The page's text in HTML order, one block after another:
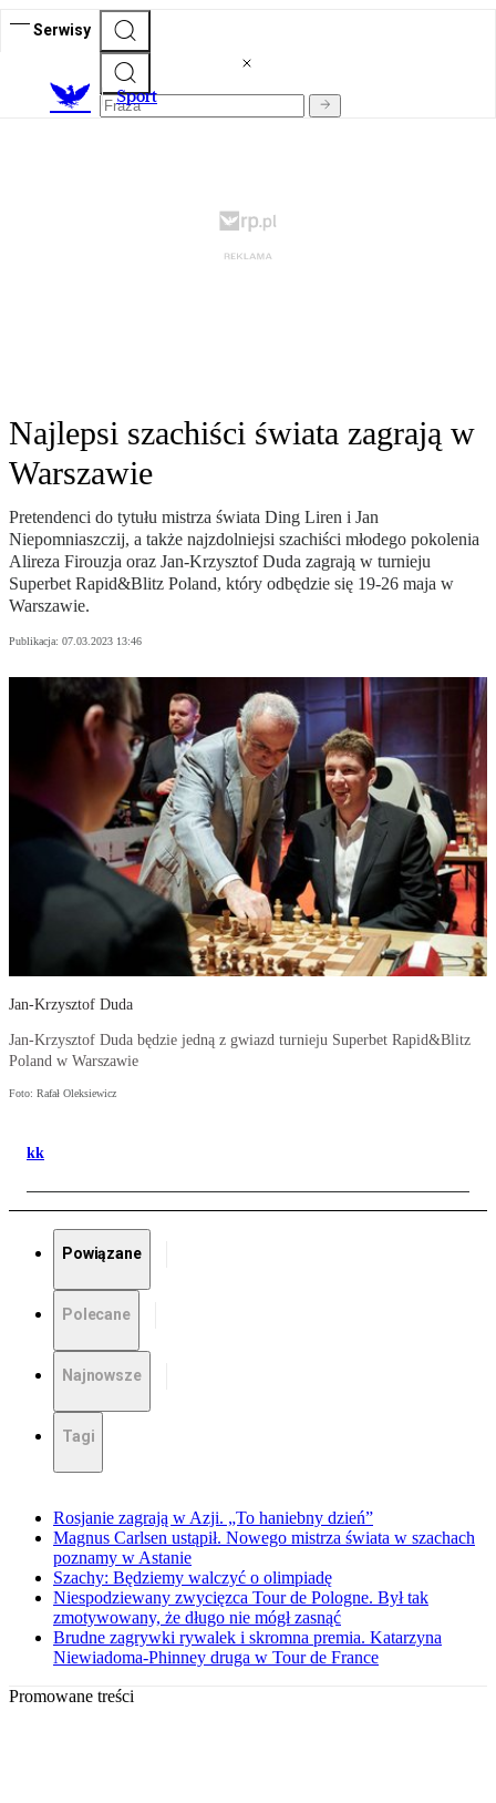
Serwisy
Sport
Najlepsi szachiści świata zagrają w
Warszawie
Pretendenci do tytułu mistrza świata Ding Liren i Jan
Niepomniaszczij, a także najzdolniejsi szachiści młodego pokolenia
Alireza Firouzja oraz Jan-Krzysztof Duda zagrają w turnieju
Superbet Rapid&Blitz Poland, który odbędzie się 19-26 maja w
Warszawie.
Publikacja: 07.03.2023 13:46
Jan-Krzysztof Duda
Jan-Krzysztof Duda będzie jedną z gwiazd turnieju Superbet Rapid&Blitz
Poland w Warszawie
Foto: Rafał Oleksiewicz
kk
Powiązane
Polecane
Najnowsze
Tagi
Rosjanie zagrają w Azji. „To haniebny dzień”
Magnus Carlsen ustąpił. Nowego mistrza świata w szachach
poznamy w Astanie
Szachy: Będziemy walczyć o olimpiadę
Niespodziewany zwycięzca Tour de Pologne. Był tak
zmotywowany, że długo nie mógł zasnąć
Brudne zagrywki rywalek i skromna premia. Katarzyna
Niewiadoma-Phinney druga w Tour de France
Promowane treści